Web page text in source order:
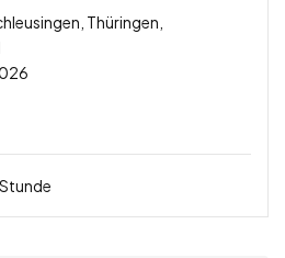
Thüringen,